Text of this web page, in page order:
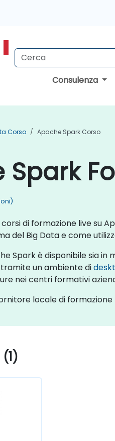
Consulenza
Corso Apache Spark Corso
Spark
corsi di formazione live
del Big Data e come
Spark è disponibile sia
un ambiente di
nei centri formativi
locale di formazione